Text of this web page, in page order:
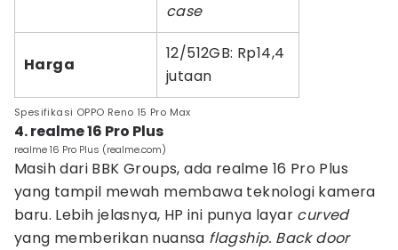
Spesifikasi OPPO Reno 15 Pro Max
case
Harga
12/512GB: Rp14,4
jutaan
4. realme 16 Pro Plus
realme 16 Pro Plus (realme.com)
Masih dari BBK Groups, ada realme 16 Pro Plus
yang tampil mewah membawa teknologi kamera
baru. Lebih jelasnya, HP ini punya layar curved
yang memberikan nuansa flagship. Back door